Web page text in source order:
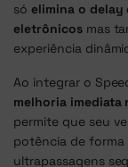
só elimina o
eletrônicosmas
experiência
Ao integrar o
melhoria imediata
permite que seu
potência de forma
ultrapassagens